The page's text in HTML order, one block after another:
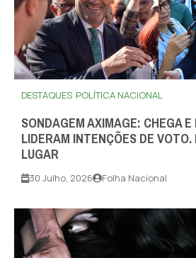
DESTAQUES POLÍTICA NACIONAL
SONDAGEM AXIMAGE: CHEGA
LIDERAM INTENÇÕES DE
LUGAR
30 Julho, 2026 Folha Nacional